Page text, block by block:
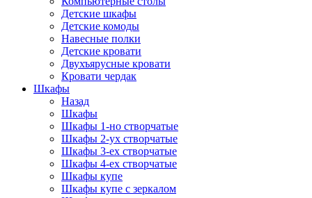
Детские шкафы
Детские комоды
Навесные полки
Детские кровати
Двухъярусные кровати
Кровати чердак
Шкафы
Назад
Шкафы
Шкафы 1-но створчатые
Шкафы 2-ух створчатые
Шкафы 3-ех створчатые
Шкафы 4-ех створчатые
Шкафы купе
Шкафы купе с зеркалом